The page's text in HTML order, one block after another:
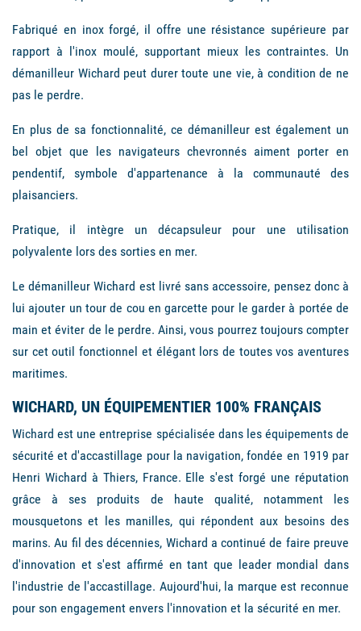
Fabriqué en inox forgé, il offre une résistance supérieure par
rapport à l'inox moulé, supportant mieux les contraintes. Un
démanilleur Wichard peut durer toute une vie, à condition de ne
pas le perdre.
En plus de sa fonctionnalité, ce démanilleur est également un
bel objet que les navigateurs chevronnés aiment porter en
pendentif, symbole d'appartenance à la communauté des
plaisanciers.
Pratique, il intègre un décapsuleur pour une utilisation
polyvalente lors des sorties en mer.
Le démanilleur Wichard est livré sans accessoire, pensez donc à
lui ajouter un tour de cou en garcette pour le garder à portée de
main et éviter de le perdre. Ainsi, vous pourrez toujours compter
sur cet outil fonctionnel et élégant lors de toutes vos aventures
maritimes.
WICHARD, UN ÉQUIPEMENTIER 100% FRANÇAIS
Wichard est une entreprise spécialisée dans les équipements de
sécurité et d'accastillage pour la navigation, fondée en 1919 par
Henri Wichard à Thiers, France. Elle s'est forgé une réputation
grâce à ses produits de haute qualité, notamment les
mousquetons et les manilles, qui répondent aux besoins des
marins. Au fil des décennies, Wichard a continué de faire preuve
d'innovation et s'est affirmé en tant que leader mondial dans
l'industrie de l'accastillage. Aujourd'hui, la marque est reconnue
pour son engagement envers l'innovation et la sécurité en mer.